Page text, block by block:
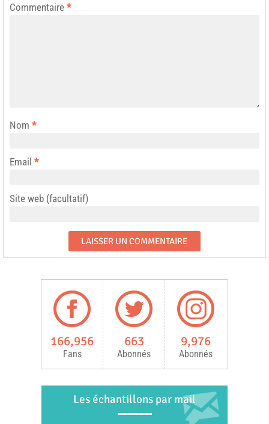
Commentaire *
Nom *
Email *
Site web (facultatif)
166,956
Fans
663
Abonnés
9,976
Abonnés
Les échantillons par mail